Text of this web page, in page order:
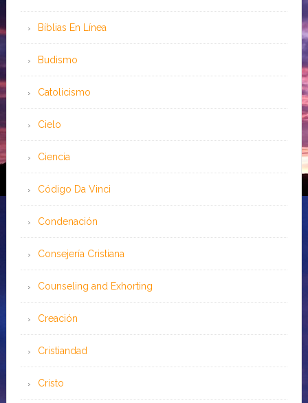
Bíblias En Línea
Budismo
Catolicismo
Cielo
Ciencia
Código Da Vinci
Condenación
Consejería Cristiana
Counseling and Exhorting
Creación
Cristiandad
Cristo